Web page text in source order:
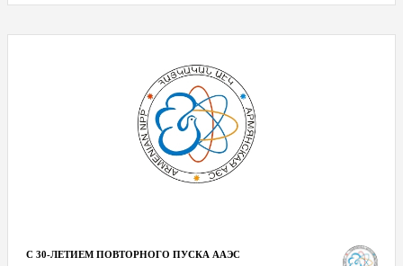
С 30-ЛЕТИЕМ ПОВТОРНОГО ПУСКА ААЭС